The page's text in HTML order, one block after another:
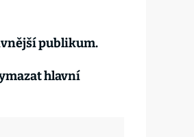
publikum.
hlavní